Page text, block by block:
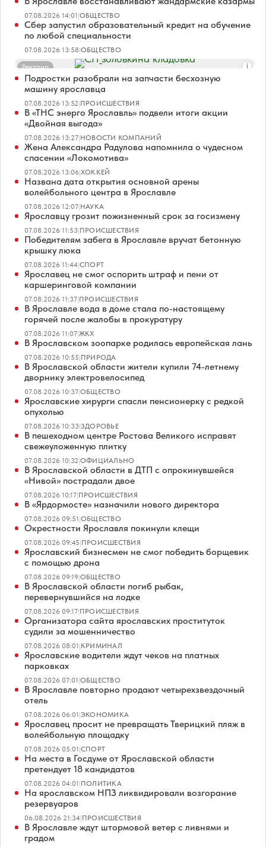
07.08.2026 14:01|ОБЩЕСТВО
Сбер запустил образовательный кредит на обучение
по любой специальности
07.08.2026 13:58|ОБЩЕСТВО
Реклама
Подростки разобрали на запчасти бесхозную
машину ярославца
07.08.2026 13:52|ПРОИСШЕСТВИЯ
В «ТНС энерго Ярославль» подвели итоги акции
«Двойная выгода»
07.08.2026 13:27|НОВОСТИ КОМПАНИЙ
Жена Александра Радулова напомнила о чудесном
спасении «Локомотива»
07.08.2026 13:06|ХОККЕЙ
Названа дата открытия основной арены
волейбольного центра в Ярославле
07.08.2026 12:07|НАУКА
Ярославцу грозит пожизненный срок за госизмену
07.08.2026 11:53|ПРОИСШЕСТВИЯ
Победителям забега в Ярославле вручат бетонную
крышку люка
07.08.2026 11:44|СПОРТ
Ярославец не смог оспорить штраф и пени от
каршеринговой компании
07.08.2026 11:37|ПРОИСШЕСТВИЯ
В Ярославле вода в доме стала по-настоящему
горячей после жалобы в прокуратуру
07.08.2026 11:07|ЖКХ
В Ярославском зоопарке родилась европейская лань
07.08.2026 10:55|ПРИРОДА
В Ярославской области жители купили 74-летнему
дворнику электровелосипед
07.08.2026 10:37|ОБЩЕСТВО
Ярославские хирурги спасли пенсионерку с редкой
опухолью
07.08.2026 10:33|ЗДОРОВЬЕ
В пешеходном центре Ростова Великого исправят
свежеуложенную плитку
07.08.2026 10:32|ОФИЦИАЛЬНО
В Ярославской области в ДТП с опрокинувшейся
«Нивой» пострадали двое
07.08.2026 10:17|ПРОИСШЕСТВИЯ
В «Ярдормосте» назначили нового директора
07.08.2026 09:51|ОБЩЕСТВО
Окрестности Ярославля покинули клещи
07.08.2026 09:45|ПРОИСШЕСТВИЯ
Ярославский бизнесмен не смог победить борщевик
с помощью дрона
07.08.2026 09:19|ОБЩЕСТВО
В Ярославской области погиб рыбак,
перевернувшийся на лодке
07.08.2026 09:17|ПРОИСШЕСТВИЯ
Организатора сайта ярославских проституток
судили за мошенничество
07.08.2026 08:01|КРИМИНАЛ
Ярославские водители ждут чеков на платных
парковках
07.08.2026 07:01|ОБЩЕСТВО
В Ярославле повторно продают четырехзвездочный
отель
07.08.2026 06:01|ЭКОНОМИКА
Ярославец просит не превращать Тверицкий пляж в
волейбольную площадку
07.08.2026 05:01|СПОРТ
На места в Госдуме от Ярославской области
претендует 18 кандидатов
07.08.2026 04:01|ПОЛИТИКА
На ярославском НПЗ ликвидировали возгорание
резервуаров
06.08.2026 21:34|ПРОИСШЕСТВИЯ
В Ярославле ждут штормовой ветер с ливнями и
градом